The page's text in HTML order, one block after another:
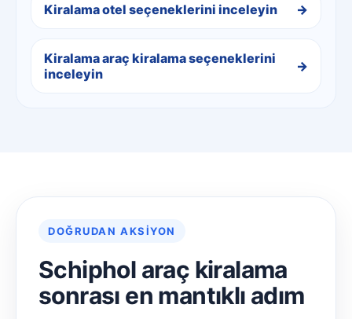
Kiralama otel seçeneklerini inceleyin
Kiralama araç kiralama seçeneklerini
inceleyin
DOĞRUDAN AKSIYON
Schiphol araç kiralama
sonrası en mantıklı adım